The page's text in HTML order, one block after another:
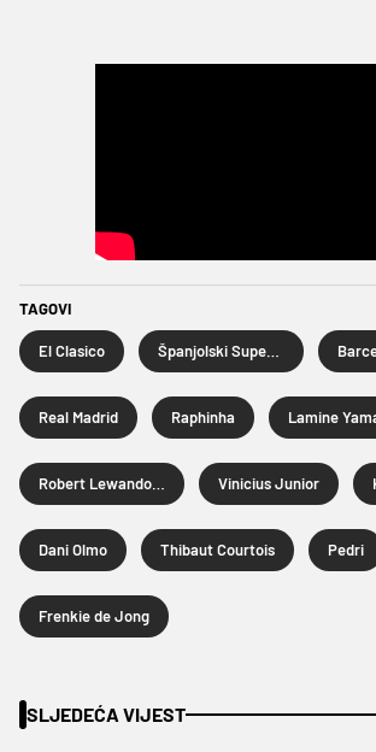
TAGOVI
El Clasico
Real Madrid Raphinha Lamine
Vinicius Junior
Dani Olmo Thibaut Courtois Pedri
Frenkie de Jong
SLJEDEĆA VIJEST